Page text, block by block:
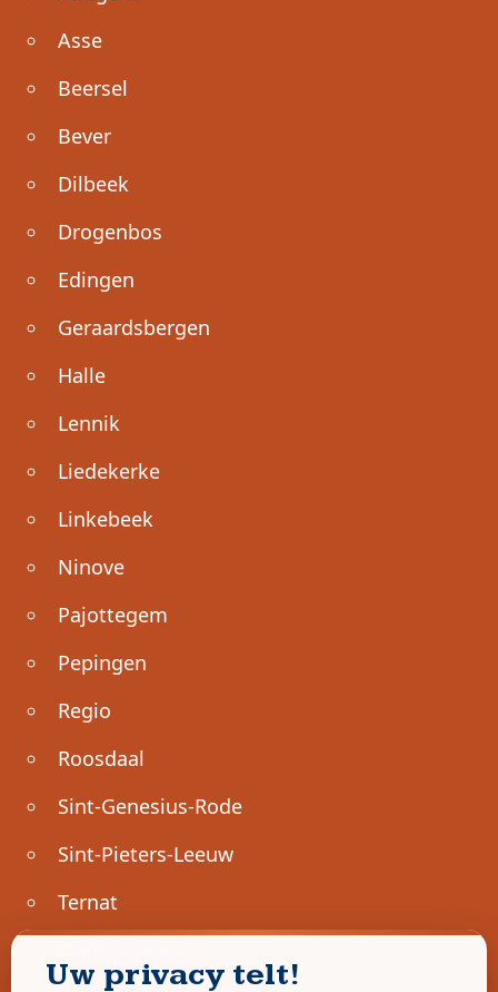
Asse
Beersel
Bever
Dilbeek
Drogenbos
Edingen
Geraardsbergen
Halle
Lennik
Liedekerke
Linkebeek
Ninove
Pajottegem
Pepingen
Regio
Roosdaal
Sint-Genesius-Rode
Sint-Pieters-Leeuw
Ternat
Uw privacy telt!